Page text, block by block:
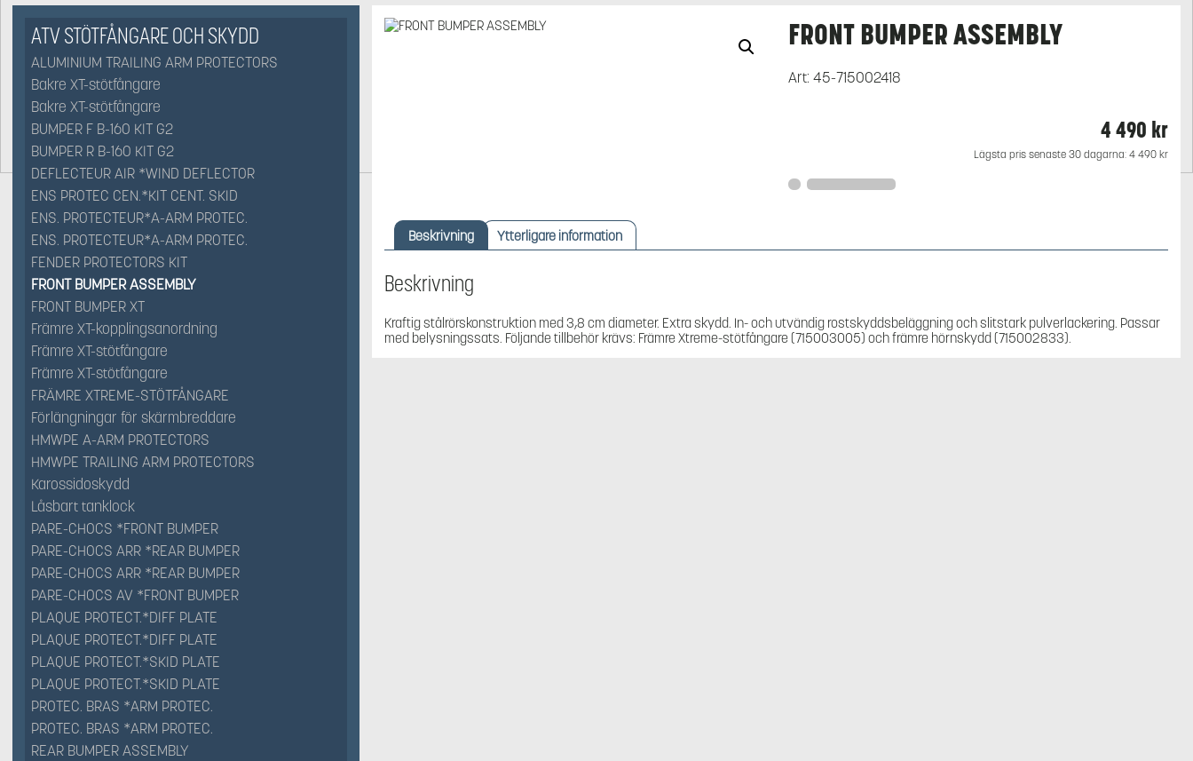
ATV STÖTFÅNGARE OCH SKYDD
ALUMINIUM TRAILING ARM PROTECTORS
Bakre XT-stötfångare
Bakre XT-stötfångare
BUMPER F B-160 KIT G2
BUMPER R B-160 KIT G2
DEFLECTEUR AIR *WIND DEFLECTOR
ENS PROTEC CEN.*KIT CENT. SKID
ENS. PROTECTEUR*A-ARM PROTEC.
ENS. PROTECTEUR*A-ARM PROTEC.
FENDER PROTECTORS KIT
FRONT BUMPER ASSEMBLY
FRONT BUMPER XT
Främre XT-kopplingsanordning
Främre XT-stötfångare
Främre XT-stötfångare
FRÄMRE XTREME-STÖTFÅNGARE
Förlängningar för skärmbreddare
HMWPE A-ARM PROTECTORS
HMWPE TRAILING ARM PROTECTORS
Karossidoskydd
Låsbart tanklock
PARE-CHOCS *FRONT BUMPER
PARE-CHOCS ARR *REAR BUMPER
PARE-CHOCS ARR *REAR BUMPER
PARE-CHOCS AV *FRONT BUMPER
PLAQUE PROTECT.*DIFF PLATE
PLAQUE PROTECT.*DIFF PLATE
PLAQUE PROTECT.*SKID PLATE
PLAQUE PROTECT.*SKID PLATE
PROTEC. BRAS *ARM PROTEC.
PROTEC. BRAS *ARM PROTEC.
REAR BUMPER ASSEMBLY
FRONT BUMPER ASSEMBLY
Art:45-715002418
4 490 kr
Lägsta pris senaste 30 dagarna: 4 490 kr
Beskrivning Ytterligare information
Beskrivning
Kraftig stålrörskonstruktion med 3,8 cm diameter. Extra skydd. In- och utvändig rostskyddsbeläggning och slitstark pulverlackering. Passar
med belysningssats. Följande tillbehör krävs: Främre Xtreme-stötfångare (715003005) och främre hörnskydd (715002833).